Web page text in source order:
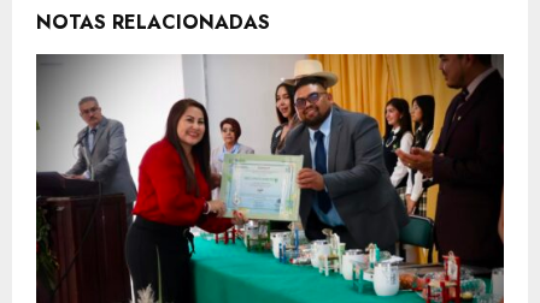
NOTAS RELACIONADAS